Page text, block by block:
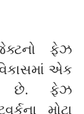
ફેઝ
એક
છે. ફેઝ
મોટા